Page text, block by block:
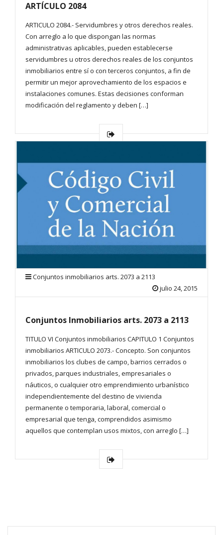
ARTÍCULO 2084
ARTICULO 2084.- Servidumbres y otros derechos reales.
Con arreglo a lo que dispongan las normas
administrativas aplicables, pueden establecerse
servidumbres u otros derechos reales de los conjuntos
inmobiliarios entre sí o con terceros conjuntos, a fin de
permitir un mejor aprovechamiento de los espacios e
instalaciones comunes. Estas decisiones conforman
modificación del reglamento y deben […]
Conjuntos inmobiliarios arts. 2073 a 2113
julio 24, 2015
Conjuntos Inmobiliarios arts. 2073 a 2113
TITULO VI Conjuntos inmobiliarios CAPITULO 1 Conjuntos
inmobiliarios ARTICULO 2073.- Concepto. Son conjuntos
inmobiliarios los clubes de campo, barrios cerrados o
privados, parques industriales, empresariales o
náuticos, o cualquier otro emprendimiento urbanístico
independientemente del destino de vivienda
permanente o temporaria, laboral, comercial o
empresarial que tenga, comprendidos asimismo
aquellos que contemplan usos mixtos, con arreglo […]